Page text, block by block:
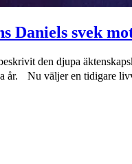
Daniels svek
den djupa
år. Nu väljer en tidigare